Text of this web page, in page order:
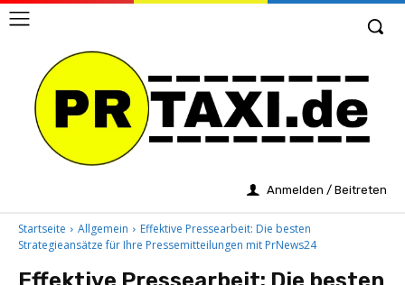
Anmelden / Beitreten
Startseite Allgemein
Effektive Pressearbeit: Die besten
Strategieansätze für Ihre Pressemitteilungen mit PrNews24